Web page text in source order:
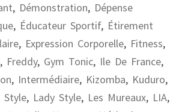
, Démonstration, Dépense
, Éducateur Sportif, Étirement
, Expression Corporelle, Fitness,
, Freddy, Gym Tonic, Ile De France,
, Intermédiaire, Kizomba, Kuduro,
Style, Lady Style, Les Mureaux, LIA,